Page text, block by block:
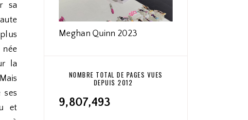
sa
la
ses
et
Meghan Quinn 2023
NOMBRE TOTAL DE PAGES VUES
DEPUIS 2012
9,807,493